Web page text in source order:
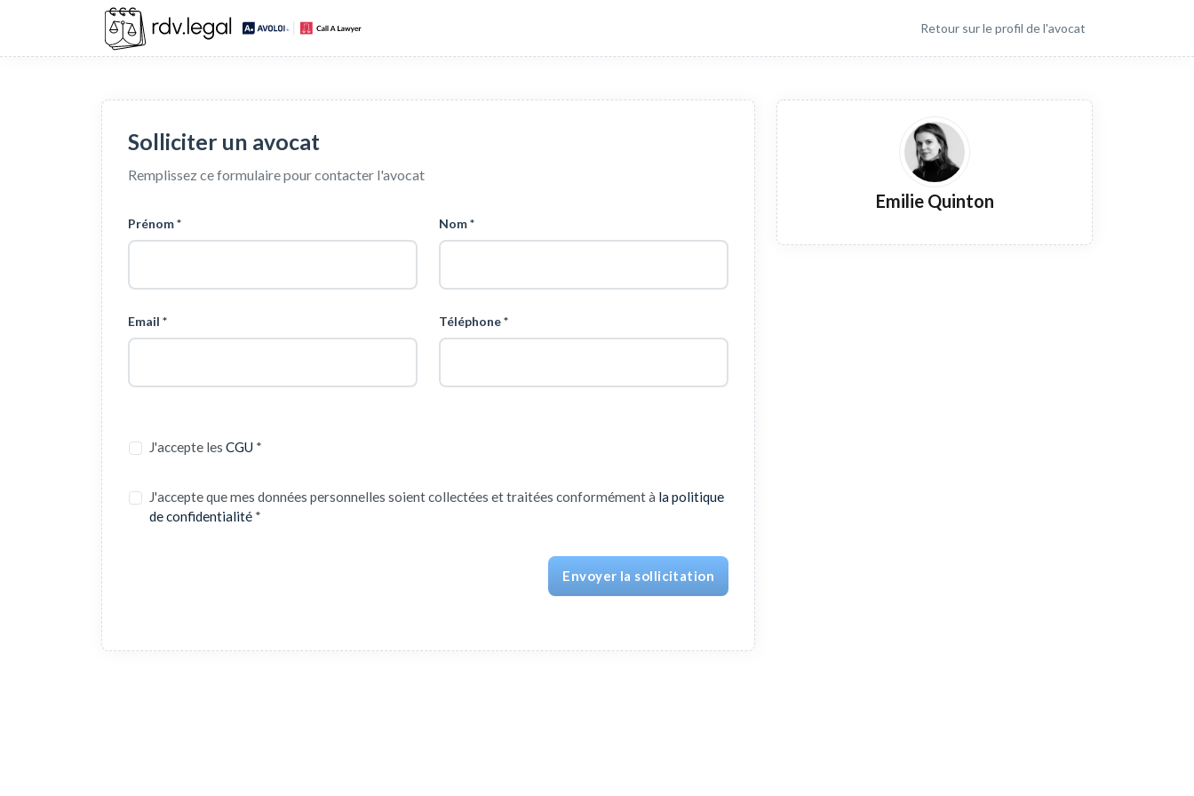
Retour sur le profil de l'avocat
Solliciter un avocat
Remplissez ce formulaire pour contacter l'avocat
Prénom * Nom *
Email * Téléphone *
J'accepte les CGU *
J'accepte que mes données personnelles soient collectées et traitées conformément à la politique
de confidentialité*
Envoyer la sollicitation
Emilie Quinton